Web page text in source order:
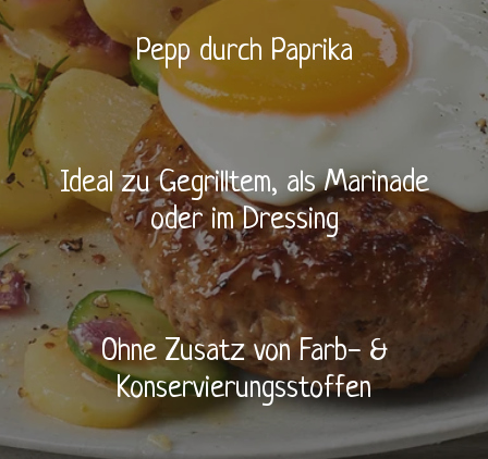
REZEPTE
SHOP
Pepp durch Paprika
Ideal zu Gegrilltem, als Marinade
oder im Dressing
Ohne Zusatz von Farb- &
Konservierungsstoffen